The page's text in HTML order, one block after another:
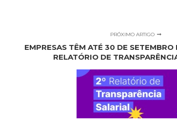
PRÓXIMO ARTIGO
EMPRESAS TÊM ATÉ 30 DE SETEMBRO
RELATÓRIO DE